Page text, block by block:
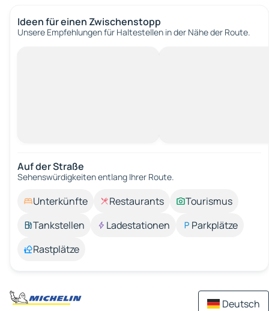
Ideen für einen Zwischenstopp
Unsere Empfehlungen für Haltestellen in der Nähe der Route.
Auf der Straße
Sehenswürdigkeiten entlang Ihrer Route.
Unterkünfte Restaurants
Tourismus
Tankstellen
Ladestationen
Parkplätze
Rastplätze
Deutsch